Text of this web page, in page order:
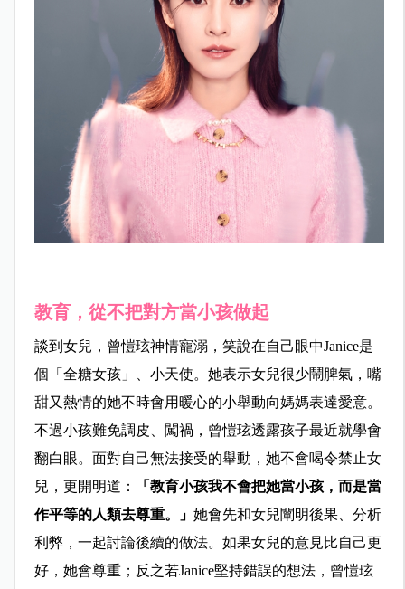
教育，從不把對方當小孩做起
談到女兒，曾愷玹神情寵溺，笑說在自己眼中Janice是
個「全糖女孩」、小天使。她表示女兒很少鬧脾氣，嘴
甜又熱情的她不時會用暖心的小舉動向媽媽表達愛意。
不過小孩難免調皮、闖禍，曾愷玹透露孩子最近就學會
翻白眼。面對自己無法接受的舉動，她不會喝令禁止女
兒，更開明道：
「教育小孩我不會把她當小孩，而是當
作平等的人類去尊重。」 她會先和女兒闡明後果、分析
利弊，一起討論後續的做法。如果女兒的意見比自己更
好，她會尊重；反之若Janice堅持錯誤的想法，曾愷玹